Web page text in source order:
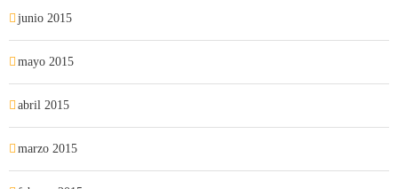
junio 2015
mayo 2015
abril 2015
marzo 2015